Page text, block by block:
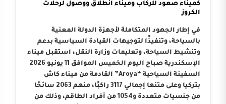
كميناء صعود للركاب وميناء انطلاق ووصول لرحلات
الكروز
في إطار الجهود المتكاملة لأجهزة الدولة المعنية
بالسياحة، وتنفيذًا لتوجيهات القيادة السياسية بدعم
وتنشيط السياحة، وتعليمات وزارة النقل، استقبل ميناء
الإسكندرية صباح اليوم الخميس الموافق 11 يونيو 2026
السفينة السياحية “Aroya” القادمة من ميناء كاش
بتركيا وعلى متنها إجمالي 3117 راكبًا، منهم 2063 سائحًا
من جنسيات متعددة و1054 من أفراد الطاقم، وذلك من